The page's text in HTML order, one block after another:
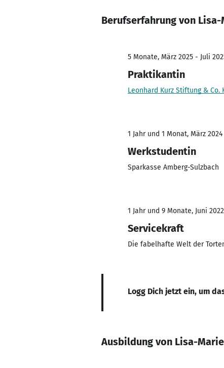
Berufserfahrung von Lisa-
5 Monate, März 2025 - Juli
Praktikantin
Leonhard Kurz Stiftung & Co.
1 Jahr und 1 Monat, März
Werkstudentin
Sparkasse Amberg-Sulzbach
1 Jahr und 9 Monate, Juni
Servicekraft
Die fabelhafte Welt der
Logg Dich jetzt ein, um
Ausbildung von Lisa-